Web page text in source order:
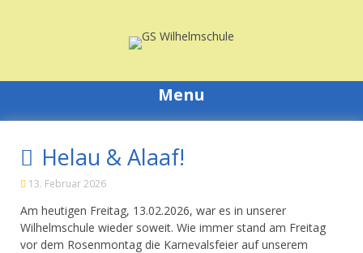
Menu
Helau & Alaaf!
13. Februar 2026
Am heutigen Freitag, 13.02.2026, war es in unserer
Wilhelmschule wieder soweit. Wie immer stand am Freitag
vor dem Rosenmontag die Karnevalsfeier auf unserem